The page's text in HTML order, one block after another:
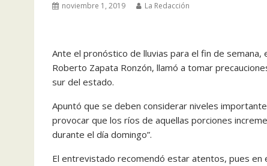
noviembre 1, 2019 La Redacción
Ante el pronóstico de lluvias para el fin de semana,
Roberto Zapata Ronzón, llamó a tomar
sur del estado.
Apuntó que se deben considerar niveles
provocar que los ríos de aquellas porciones
durante el día domingo”.
El entrevistado recomendó estar atentos, pues en